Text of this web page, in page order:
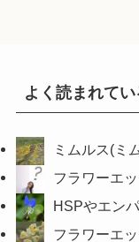
よく読まれて
ミムルス(ミ
フラワーエ
HSPやエン
フラワーエ